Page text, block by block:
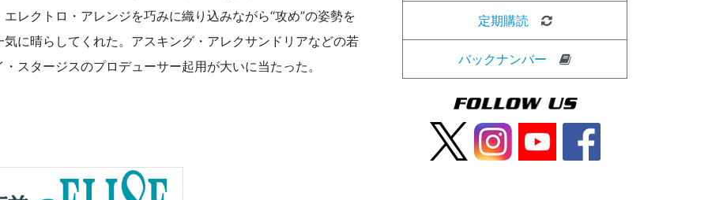
レクトロ・アレンジを巧みに織り込みながら“攻め”の姿勢を
に晴らしてくれた。アスキング・アレクサンドリアなどの若
スタージスのプロデューサー起用が大いに当たった。
定期購読
バックナンバー